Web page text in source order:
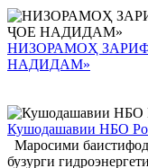
НИЗОРАМОҲ
НАДИДАМ»
Кушодашавии НБО
Маросими
бузурги